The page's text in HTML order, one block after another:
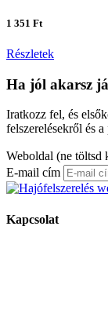
1 351 Ft
Részletek
Ha jól akarsz
Iratkozz fel, és
felszerelésekről és
Weboldal (ne töltsd
E-mail cím
Kapcsolat